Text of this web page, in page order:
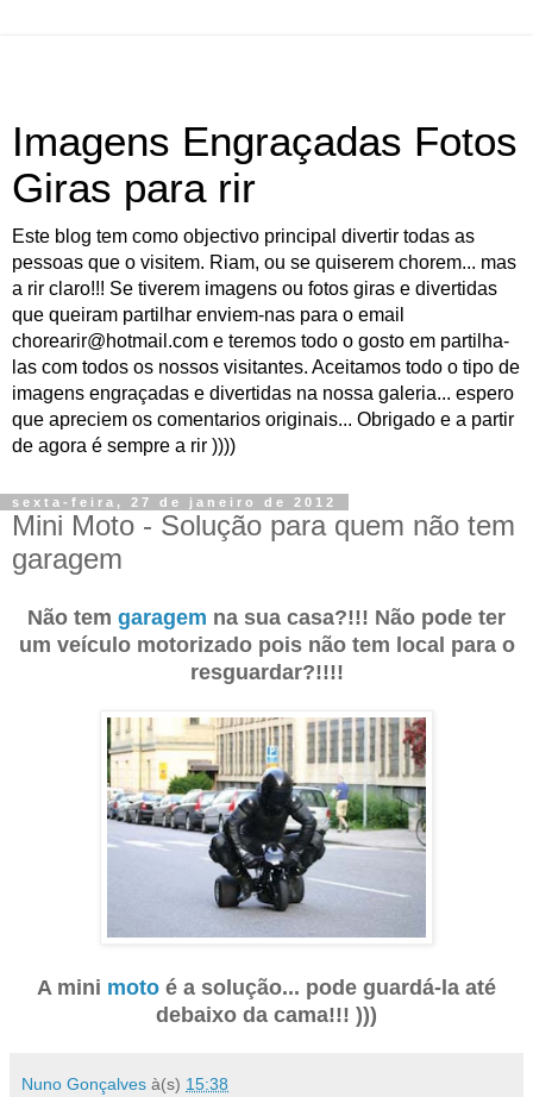
Imagens Engraçadas Fotos
Giras para rir
Este blog tem como objectivo principal divertir todas as
pessoas que o visitem. Riam, ou se quiserem chorem... mas
a rir claro!!! Se tiverem imagens ou fotos giras e divertidas
que queiram partilhar enviem-nas para o email
chorearir@hotmail.com e teremos todo o gosto em partilha-
las com todos os nossos visitantes. Aceitamos todo o tipo de
imagens engraçadas e divertidas na nossa galeria... espero
que apreciem os comentarios originais... Obrigado e a partir
de agora é sempre a rir ))))
sexta-feira, 27 de janeiro de 2012
Mini Moto - Solução para quem não tem
garagem
Não tem garagem na sua casa?!!! Não pode ter
um veículo motorizado pois não tem local para o
resguardar?!!!!
A mini moto é a solução... pode guardá-la até
debaixo da cama!!! )))
Nuno Gonçalves à(s) 15:38